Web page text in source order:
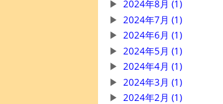
2024年8月 (1)
2024年7月 (1)
2024年6月 (1)
2024年5月 (1)
2024年4月 (1)
2024年3月 (1)
2024年2月 (1)